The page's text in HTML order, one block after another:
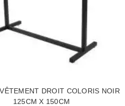
DROIT COLORIS NOIR
125CM X 150CM